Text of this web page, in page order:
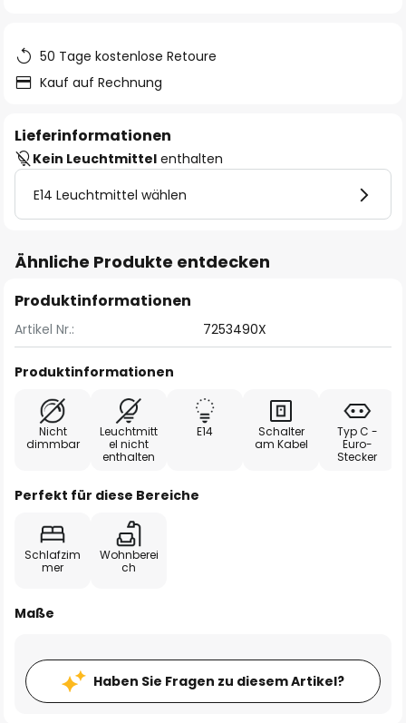
50 Tage kostenlose Retoure
Kauf auf Rechnung
Lieferinformationen
Kein Leuchtmittel enthalten
E14 Leuchtmittel wählen
Ähnliche Produkte entdecken
Produktinformationen
Artikel Nr.: 7253490X
Produktinformationen
Nicht
dimmbar
Leuchtmitt
el nicht
enthalten
E14
Schalter
am Kabel
Typ C -
Euro-
Stecker
Perfekt für diese Bereiche
Schlafzim
mer
Wohnberei
ch
Maße
Haben Sie Fragen zu diesem Artikel?